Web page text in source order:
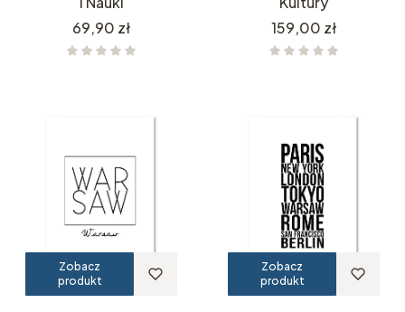
Cena
69,90 zł
Cena
159,00 zł
Zobacz
produkt
Zobacz
produkt